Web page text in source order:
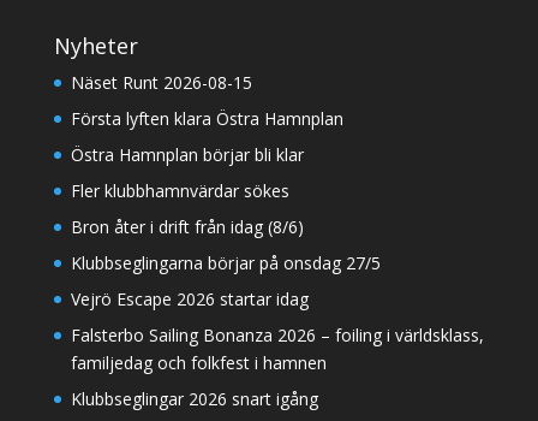
Nyheter
Näset Runt 2026-08-15
Första lyften klara Östra Hamnplan
Östra Hamnplan börjar bli klar
Fler klubbhamnvärdar sökes
Bron åter i drift från idag (8/6)
Klubbseglingarna börjar på onsdag 27/5
Vejrö Escape 2026 startar idag
Falsterbo Sailing Bonanza 2026 – foiling i världsklass,
familjedag och folkfest i hamnen
Klubbseglingar 2026 snart igång